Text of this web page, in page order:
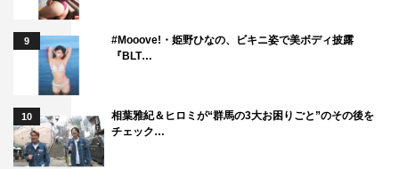
9
#Mooove!・姫野ひなの、ビキニ姿で美ボディ披露
『BLT…
10
相葉雅紀＆ヒロミが“群馬の3大お困りごと”のその後を
チェック…